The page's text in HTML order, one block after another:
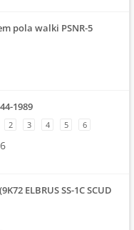
pola walki PSNR-5
1989
2 3 4 5 6
ELBRUS SS-1C SCUD